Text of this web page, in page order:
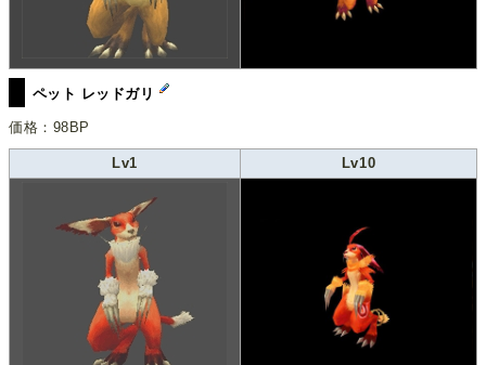
ペット レッドガリ
価格：98BP
Lv1 Lv10